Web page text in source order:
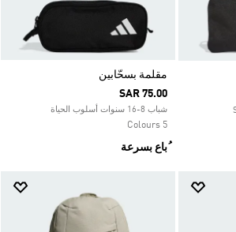
مقلمة بسحّابين
SAR 75.00
شباب 8-16 سنوات أسلوب الحياة
5 Colours
ُباع بسرعة